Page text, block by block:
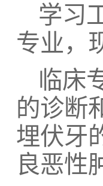
学习
专业，
临床
的诊断
埋伏牙
良恶性